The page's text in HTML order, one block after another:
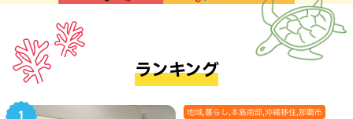
ランキング
地域,暮らし,本島南部,沖縄移住,那覇市